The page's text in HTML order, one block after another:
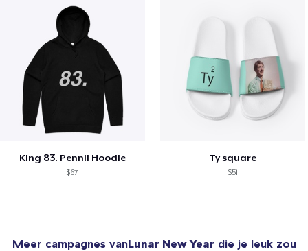
King 83. Pennii Hoodie
$67
Ty square
$51
Meer campagnes vanLunar New Yeardie je leuk zou